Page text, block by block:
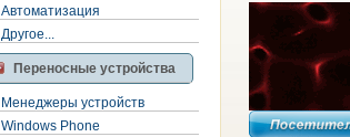
Автоматизация
Другое...
Переносные устройства
Менеджеры устройств
Windows Phone